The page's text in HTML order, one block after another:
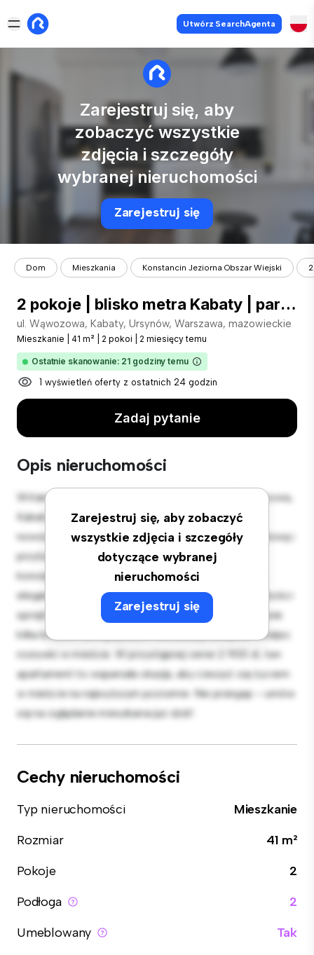
Utwórz SearchAgenta
Zarejestruj się, aby
zobaczyć wszystkie
zdjęcia i szczegóły
wybranej nieruchomości
Zarejestruj się
Dom Mieszkania Konstancin Jeziorna Obszar Wiejski
2 pokoje | blisko metra Kabaty | parking
ul. Wąwozowa, Kabaty, Ursynów, Warszawa, mazowieckie
Mieszkanie 41 m² 2 pokoi 2 miesięcy temu
Ostatnie skanowanie: 21 godziny temu
1 wyświetleń oferty z ostatnich 24 godzin
Zadaj pytanie
Opis nieruchomości
Zarejestruj się, aby zobaczyć
wszystkie zdjęcia i szczegóły
dotyczące wybranej
nieruchomości
Zarejestruj się
Witamy w Twojej nowej miejskiej oazie w ul. Wąwozowa,
Kabaty, Ursynów, Warszawa, mazowieckie! Ten
nowoczesny apartament z 2 sypialniami oferuje stylową i
przytulną przestrzeń do zamieszkania. Otwarta
koncepcja układu idealnie nadaje się do rozrywki, a
elegancka kuchnia jest wyposażona w najwyższej jakości
sprzęt. Dzięki doskonałej lokalizacji będziesz zaledwie
kilka kroków od najlepszych restauracji, sklepów i miejsc
rozrywki w mieście. W przystępnej cenie 2 900 zł, ten
apartament to wspaniała okazja, aby cieszyć się życiem
w mieście na najwyższym poziomie. Nie przegap – umów
się na oglądanie mieszkania już dziś!
Cechy nieruchomości
Typ nieruchomości
Mieszkanie
Rozmiar
41 m²
Pokoje
2
Podłoga
2
Umeblowany
Tak